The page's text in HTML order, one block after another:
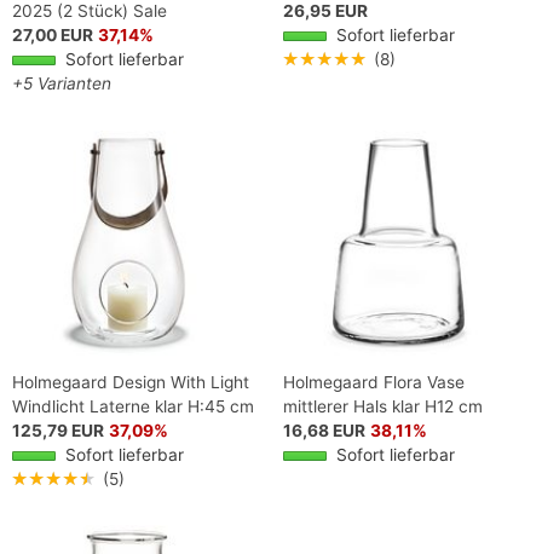
2025 (2 Stück) Sale
27,00 EUR 37,14%
Sofort lieferbar
+5 Varianten
26,95 EUR
Sofort lieferbar
★★★★★ (8)
Holmegaard Design With Light
Windlicht Laterne klar H:45 cm
125,79 EUR 37,09%
Sofort lieferbar
★★★★★ (5)
Holmegaard Flora Vase
mittlerer Hals klar H12 cm
16,68 EUR 38,11%
Sofort lieferbar